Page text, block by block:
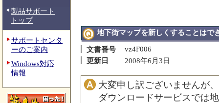
製品サポート
トップ
サポートセンタ
ーのご案内
Windows対応
情報
地下街マップを新しくすることはで
文書番号
vz4F006
更新日
2008年6月3日
大変申し訳ございませんが
ダウンロードサービスでは